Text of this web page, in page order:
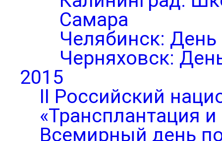
Самара
Челябинск: День
Черняховск:
2015
II Российский
«Трансплантация
Всемирный день